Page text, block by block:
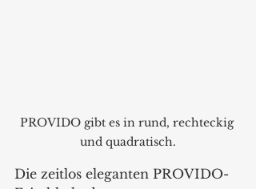
PROVIDO gibt es in rund, rechteckig
und quadratisch.
Die zeitlos eleganten PROVIDO-